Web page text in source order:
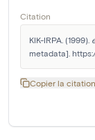
Citation
KIK-IRPA. (1999).
metadata].
Copier la citation